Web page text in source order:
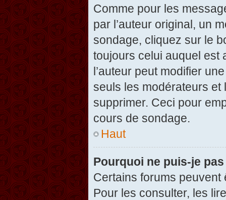
Comme pour les
par l’auteur original, un
sondage, cliquez sur le
toujours celui auquel est
l’auteur peut modifier
seuls les modérateurs et
supprimer. Ceci pour
cours de sondage.
Haut
Pourquoi ne puis-je
Certains forums
Pour les consulter, les